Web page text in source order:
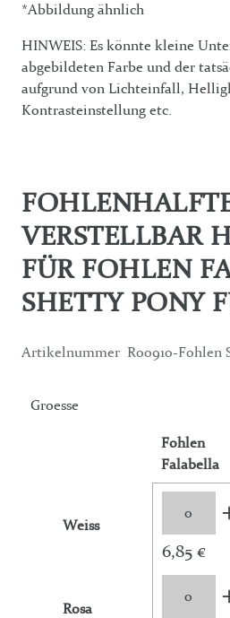
*Abbildung ähnlich
HINWEIS: Es könnte kleine
abgebildeten Farbe und der
aufgrund von Lichteinfall,
Kontrasteinstellung etc.
VERSTELLBAR
FÜR FOHLEN
SHETTY PONY
Artikelnummer R00910-Fohlen
Groesse
Fohlen
Falabella
Weiss
6,85 €
Rosa